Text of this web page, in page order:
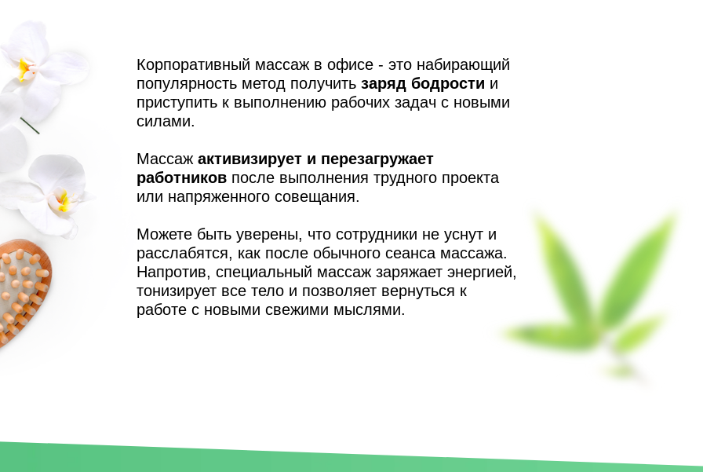
Корпоративный массаж в офисе - это набирающий
популярность метод получить заряд бодрости и
приступить к выполнению рабочих задач с новыми
силами.
Массаж активизирует и перезагружает
работников после выполнения трудного проекта
или напряженного совещания.
Можете быть уверены, что сотрудники не уснут и
расслабятся, как после обычного сеанса массажа.
Напротив, специальный массаж заряжает энергией,
тонизирует все тело и позволяет вернуться к
работе с новыми свежими мыслями.